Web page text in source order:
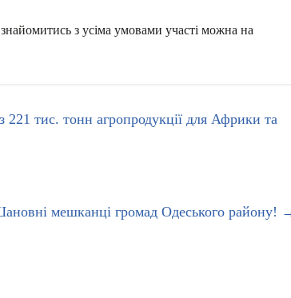
з усіма умовами участі можна на
тис. тонн агропродукції для Африки та
мешканці громад Одеського району!